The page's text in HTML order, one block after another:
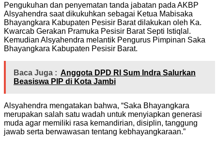
Pengukuhan dan penyematan tanda jabatan pada AKBP
Alsyahendra saat dikukuhkan sebagai Ketua Mabisaka
Bhayangkara Kabupaten Pesisir Barat dilakukan oleh Ka.
Kwarcab Gerakan Pramuka Pesisir Barat Septi Istiqlal.
Kemudian Alsyahendra melantik Pengurus Pimpinan Saka
Bhayangkara Kabupaten Pesisir Barat.
Baca Juga : Anggota DPD RI Sum Indra Salurkan
Beasiswa PIP di Kota Jambi
Alsyahendra mengatakan bahwa, “Saka Bhayangkara
merupakan salah satu wadah untuk menyiapkan generasi
muda agar memiliki rasa kemandirian, disiplin, tanggung
jawab serta berwawasan tentang kebhayangkaraan.”